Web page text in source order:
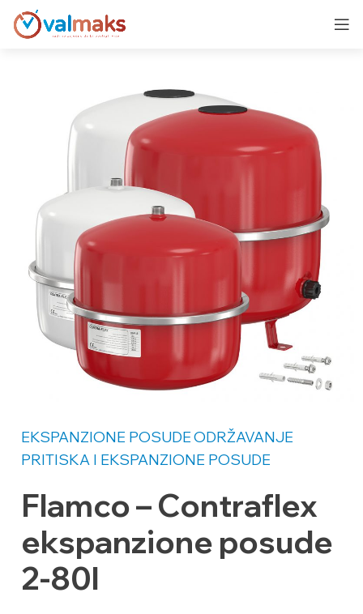
Flamco – Contraflex
ekspanzione posude
2-80l
EKSPANZIONE POSUDEODRŽAVANJE
PRITISKA I EKSPANZIONE POSUDE